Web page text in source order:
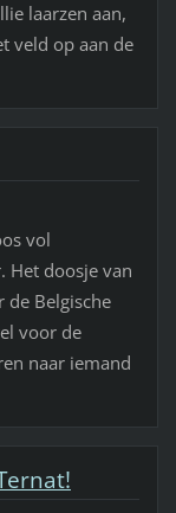
laarzen aan,
veld op aan de
vol
Het doosje van
de Belgische
voor de
naar iemand